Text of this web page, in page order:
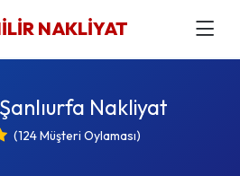
NAKLİYAT
Nakliyat
(124 Müşteri Oylaması)